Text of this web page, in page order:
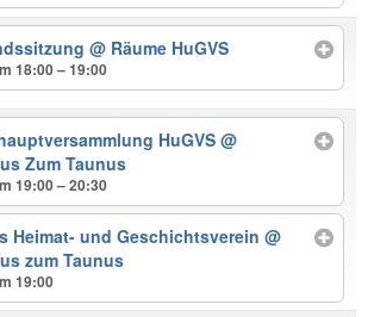
@ Räume HuGVS
18:00 – 19:00
HuGVS@
Zum Taunus
19:00 – 20:30
Heimat- und Geschichtsverein@
zum Taunus
19:00